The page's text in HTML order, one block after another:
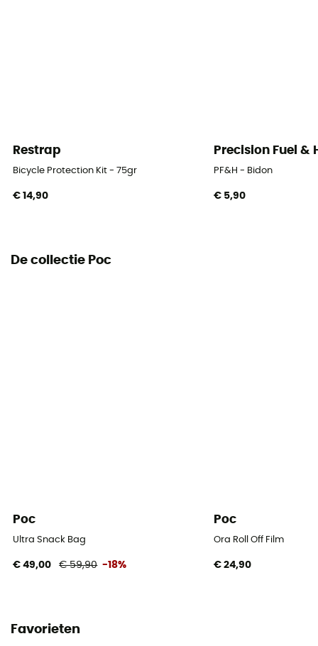
Restrap
Bicycle Protection Kit - 75gr
€ 14,90
Precision Fuel &
PF&H - Bidon
€ 5,90
De collectie Poc
Poc
Ultra Snack Bag
€ 49,00 € 59,90 -18%
Poc
Ora Roll Off Film
€ 24,90
Favorieten